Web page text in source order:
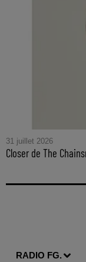
31 juillet 2026
Closer de The
RADIO FG.